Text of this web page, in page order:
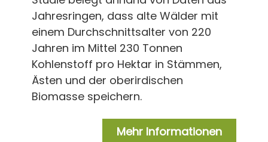
Jahresringen, dass alte Wälder mit
einem Durchschnittsalter von 220
Jahren im Mittel 230 Tonnen
Kohlenstoff pro Hektar in Stämmen,
Ästen und der oberirdischen
Biomasse speichern.
Mehr Informationen